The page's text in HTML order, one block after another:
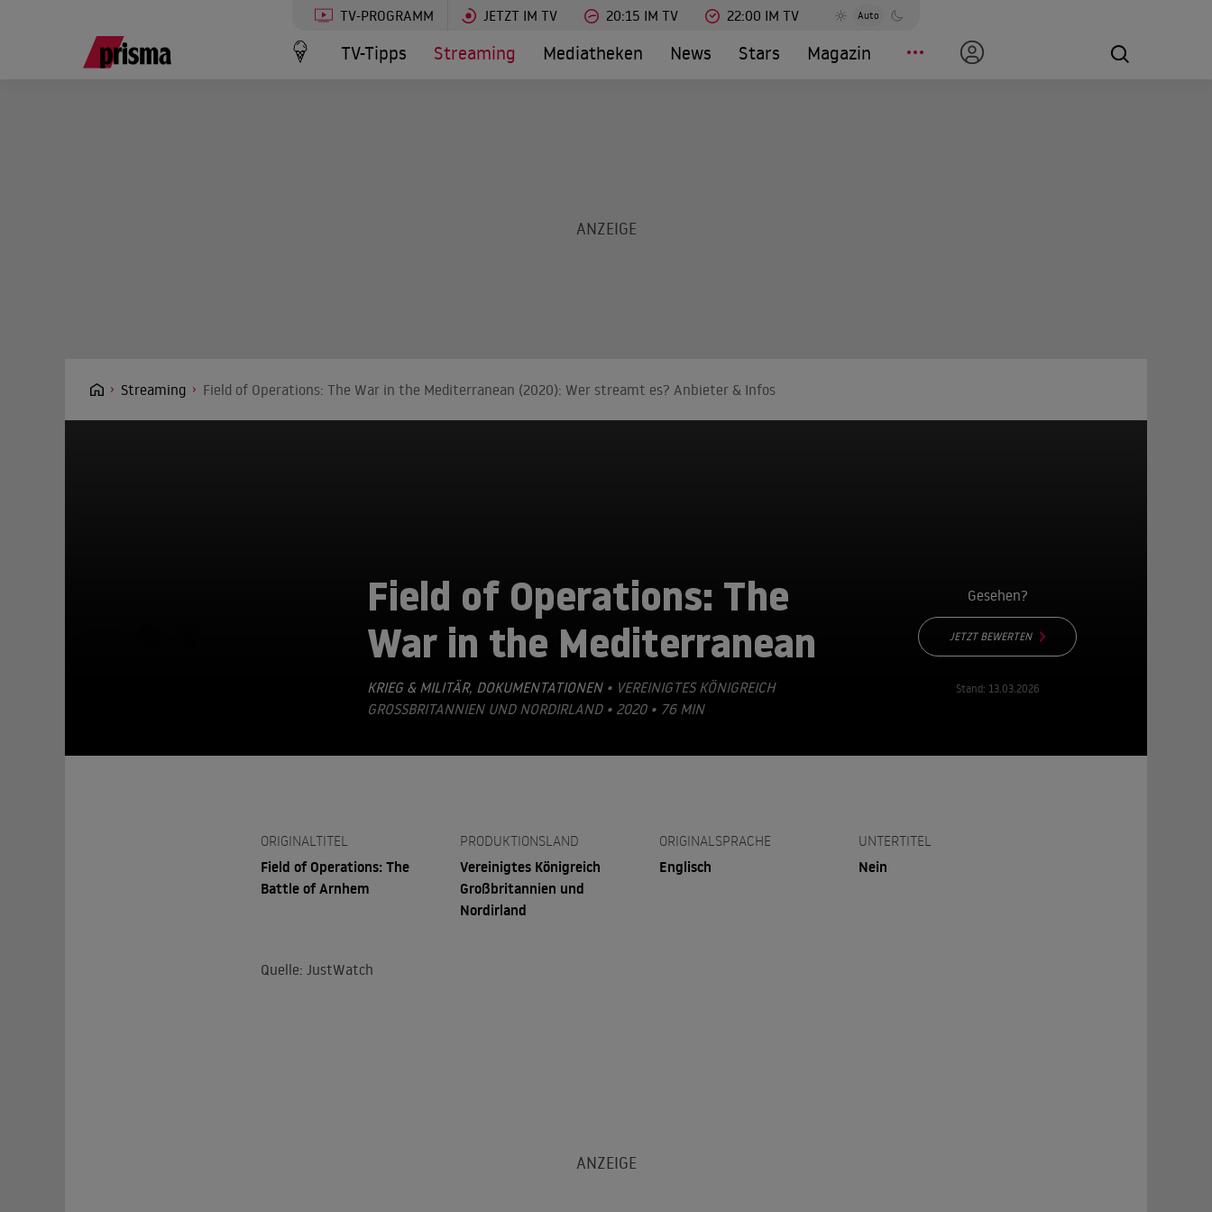
TV-PROGRAMM JETZT IM TV 20:15 IM TV 22:00 IM TV Auto
TV-Tipps Streaming Mediatheken News Stars Magazin
Streaming Field of Operations: The War in the Mediterranean (2020): Wer streamt es? Anbieter & Infos
Field of Operations: The
War in the Mediterranean
KRIEG & MILITÄR, DOKUMENTATIONEN• VEREINIGTES KÖNIGREICH
GROSSBRITANNIEN UND NORDIRLAND • 2020 • 76 MIN
Gesehen?
JETZT BEWERTEN
Stand: 13.03.2026
ORIGINALTITEL
Field of Operations: The
Battle of Arnhem
PRODUKTIONSLAND
Vereinigtes Königreich
Großbritannien und
Nordirland
ORIGINALSPRACHE
Englisch
UNTERTITEL
Nein
Quelle: JustWatch